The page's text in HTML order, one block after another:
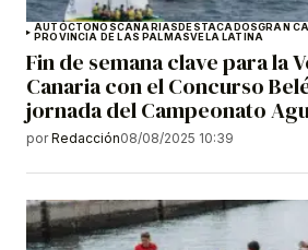
AUTÓCTONOSCANARIAS DESTACADOSGRAN
PROVINCIA DE LAS PALMASVELA LATINA
Fin de semana clave para la
Canaria con el Concurso
jornada del Campeonato
por Redacción08/08/2025 10:39